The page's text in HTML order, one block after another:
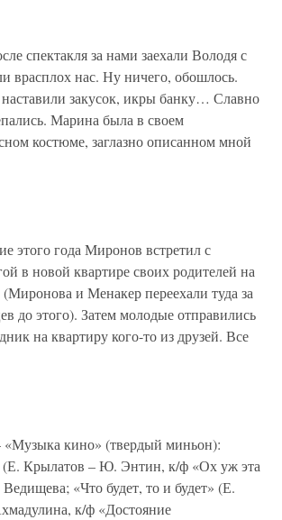
спектакля за нами заехали Володя с
врасплох нас. Ну ничего, обошлось.
закусок, икры банку… Славно
Марина была в своем
костюме, заглазно описанном мной
этого года Миронов встретил с
в новой квартире своих родителей на
и Менакер переехали туда за
до этого). Затем молодые отправились
на квартиру кого-то из друзей. Все
«Музыка кино» (твердый миньон):
(Е. Крылатов – Ю. Энтин, к/ф «Ох уж эта
«Что будет, то и будет» (Е.
к/ф «Достояние